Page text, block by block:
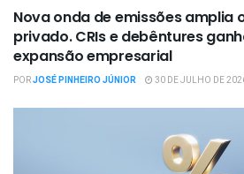
Nova onda de emissões amplia
privado. CRIs e debêntures
expansão empresarial
PORJOSÉ PINHEIRO JÚNIOR 30 DE JULHO DE